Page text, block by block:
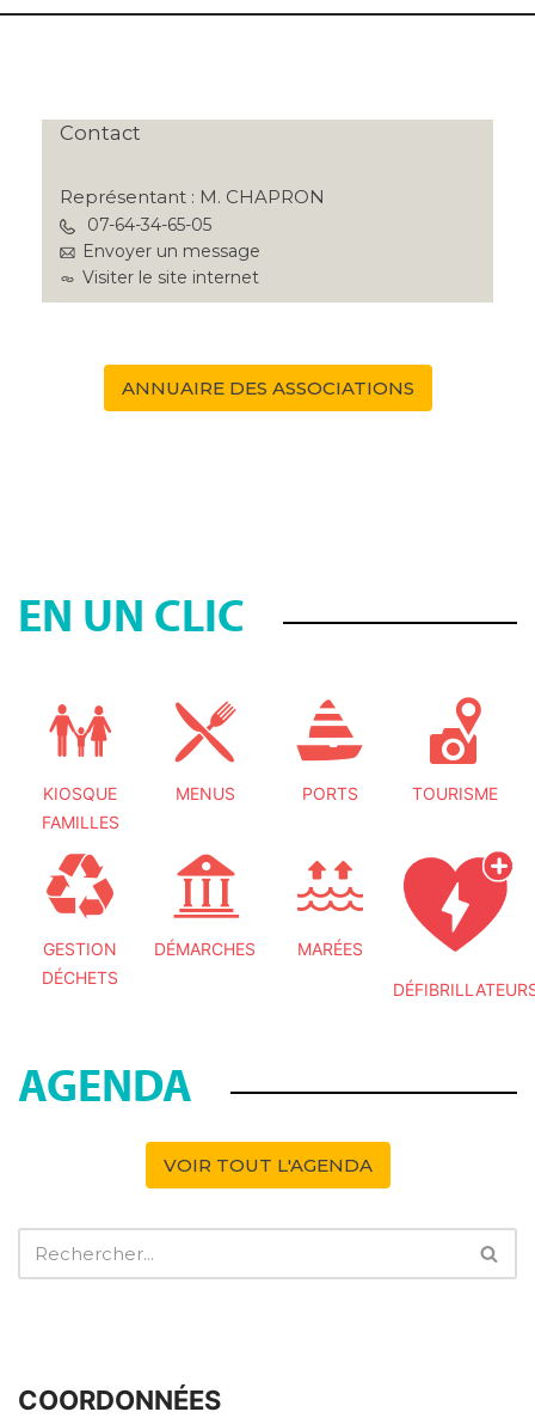
Contact
Représentant : M. CHAPRON
07-64-34-65-05
Envoyer un message
Visiter le site internet
ANNUAIRE DES ASSOCIATIONS
EN UN CLIC
KIOSQUE
FAMILLES
MENUS PORTS TOURISME
GESTION
DÉCHETS
DÉMARCHES MARÉES
AGENDA
VOIR TOUT L'AGENDA
COORDONNÉES